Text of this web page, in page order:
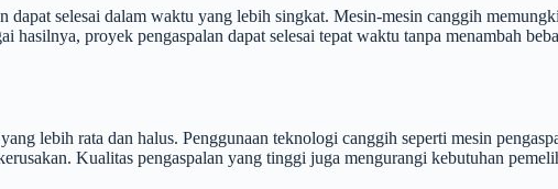
dapat selesai dalam waktu yang lebih singkat. Mesin-mesin canggih
hasilnya, proyek pengaspalan dapat selesai tepat waktu tanpa menambah
lebih rata dan halus. Penggunaan teknologi canggih seperti mesin
Kualitas pengaspalan yang tinggi juga mengurangi kebutuhan